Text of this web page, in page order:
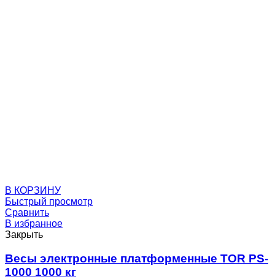
В КОРЗИНУ
Быстрый просмотр
Сравнить
В избранное
Закрыть
Весы электронные платформенные TOR PS-
1000 1000 кг